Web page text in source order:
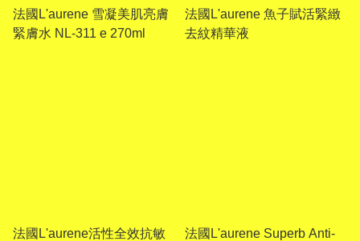
法國L'aurene 雪凝美肌亮膚
緊膚水 NL-311 e 270ml
法國L'aurene 魚子賦活緊緻
去紋精華液
法國L'aurene活性全效抗敏
法國L'aurene Superb Anti-